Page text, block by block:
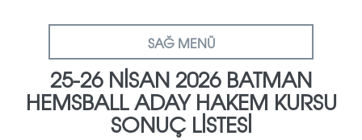
SAĞ MENÜ
25-26 NİSAN 2026 BATMAN
HEMSBALL ADAY HAKEM KURSU
SONUÇ LİSTESİ